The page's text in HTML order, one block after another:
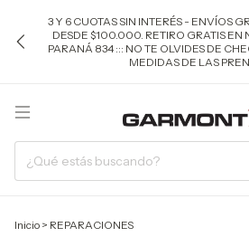
3 Y 6 CUOTAS SIN INTERÉS - ENVÍOS
DESDE $100.000. RETIRO GRATIS EN
PARANÁ 834 ::: NO TE OLVIDES DE
MEDIDAS DE LAS
Inicio > REPARACIONES